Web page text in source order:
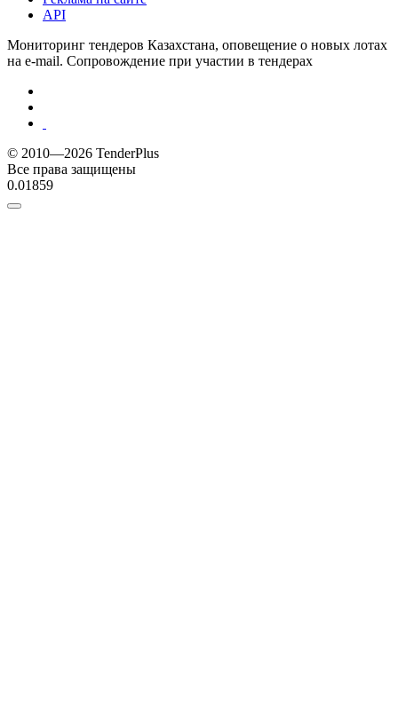
API
Мониторинг тендеров Казахстана, оповещение о новых лотах
на e-mail. Сопровождение при участии в тендерах
© 2010—2026 TenderPlus
Все права защищены
0.01859